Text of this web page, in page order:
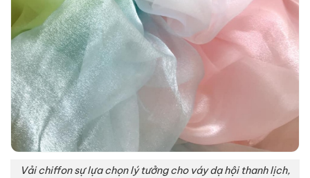
Vải chiffon sự lựa chọn lý tưởng cho váy dạ hội thanh lịch,